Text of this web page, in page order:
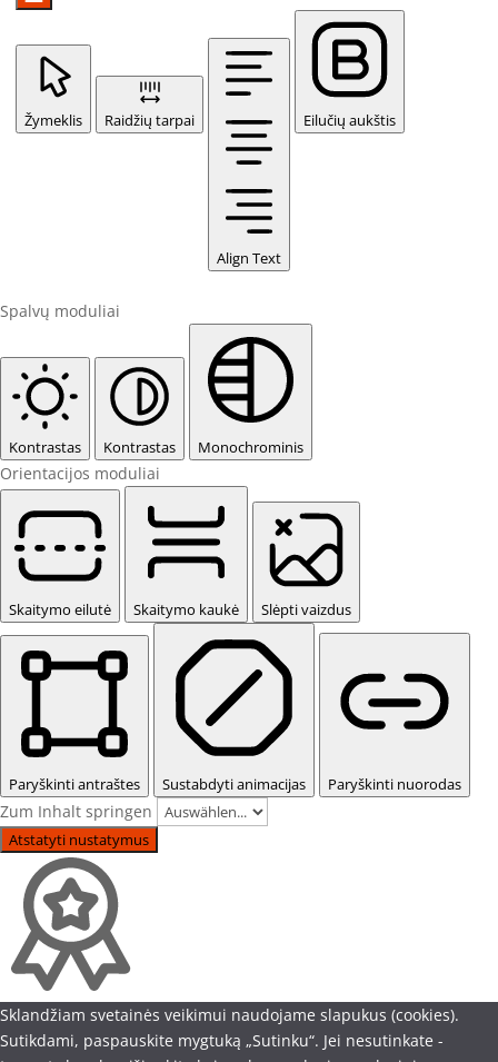
Žymeklis Raidžių tarpai
Align Text
Eilučių aukštis
Spalvų moduliai
Kontrastas Kontrastas Monochrominis
Orientacijos moduliai
Skaitymo eilutė Skaitymo kaukė Slėpti vaizdus
Paryškinti antraštes Sustabdyti animacijas Paryškinti nuorodas
Zum Inhalt springen
Atstatyti nustatymus
Sklandžiam svetainės veikimui naudojame slapukus (cookies).
Sutikdami, paspauskite mygtuką „Sutinku“. Jei nesutinkate -